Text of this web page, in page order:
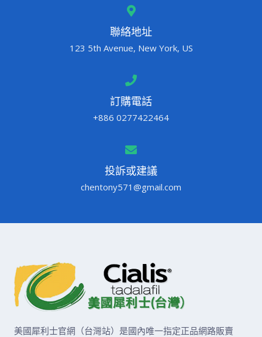
聯絡地址
123 5th Avenue, New York, US
訂購電話
+886 0277422464
投訴或建議
chentony571@gmail.com
美國犀利士官網（台灣站）是國內唯一指定正品網路販賣